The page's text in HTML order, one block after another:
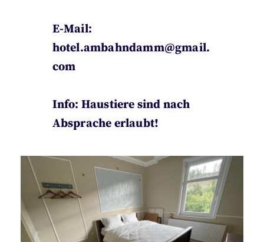
E-Mail:
hotel.ambahndamm@gmail.
com
Info: Haustiere sind nach
Absprache erlaubt!